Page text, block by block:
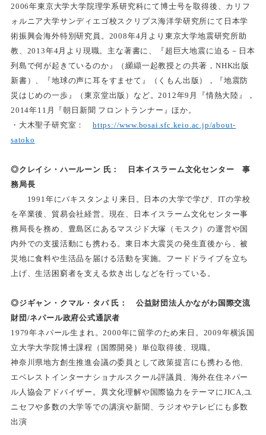
2006年東京大学大学院理学系研究科にて博士号を取得後、カリフ
ォルニア大学サンディエゴ校スクリプス海洋学研究所にて日本学
術振興会海外特別研究員。2008年4月より東京大学地震研究所助
教、2013年4月より現職。主な著書に、『超巨大地震に迫る－日本
列島で何が起きているのか』（纐纈一起教授との共著，NHK出版
新書）、『地球の声に耳をすませて』（くもん出版），『地震防
災はじめの一歩』（東京堂出版）など。2012年9月『情熱大陸』，
2014年11月『朝日新聞 フロントランナー』ほか。
・大木聖子研究室： https://www.bosai.sfc.keio.ac.jp/about-
satoko
◎クレイシ・ハールーン 氏： 日本イスラーム文化センター 事
務局長
1991年にパキスタンより来日。日本の大学で学び、ITの学校
を卒業後、貿易会社経営。現在、日本イスラーム文化センター事
務局長を務め、豊島区にあるマスジド大塚（モスク）の運営や国
内外での支援活動にも携わる。東日本大震災の発生直後から、被
災地に食料や生活品を届ける活動を実施。フードドライブを立ち
上げ、生活困窮者を支える炊き出しなどを行っている。
◎ジギャン・クマル・タパ 氏： 公益財団法人かながわ国際交流
財団/ネパール政府公式通訳者
1979年ネパール生まれ。2000年に留学のため来日。2009年横浜国
立大学大学院博士課程（国際開発）単位取得後、現職。
神奈川県地方創生推進会議の委員として政策提言にも携わる他、
エベレストインターナショナルスクール評議員、海外在住ネパー
ル人協会アドバイザー。異文化理解や国際協力をテーマにJICA,ユ
ニセフや多数の大学等での講演や新聞、ラジオやテレビにも多数
出演